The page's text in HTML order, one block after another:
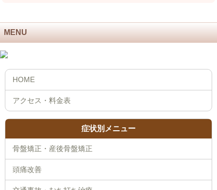
MENU
症状別メニュー
骨盤矯正・産後骨盤矯正
頭痛改善